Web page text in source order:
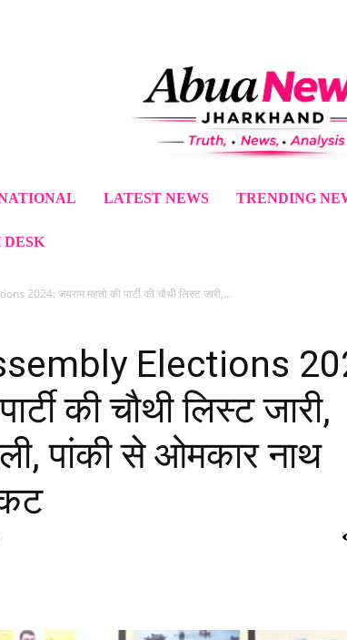
LATEST NEWS TRENDING
DESK
2024: जयराम महतो की पार्टी की चौथी लिस्ट जारी,...
Elections
की चौथी लिस्ट जारी,
पांकी से ओमकार नाथ